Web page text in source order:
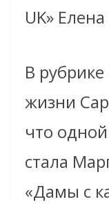
UK»
В рубрике
жизни
что
стала
«Дамы с